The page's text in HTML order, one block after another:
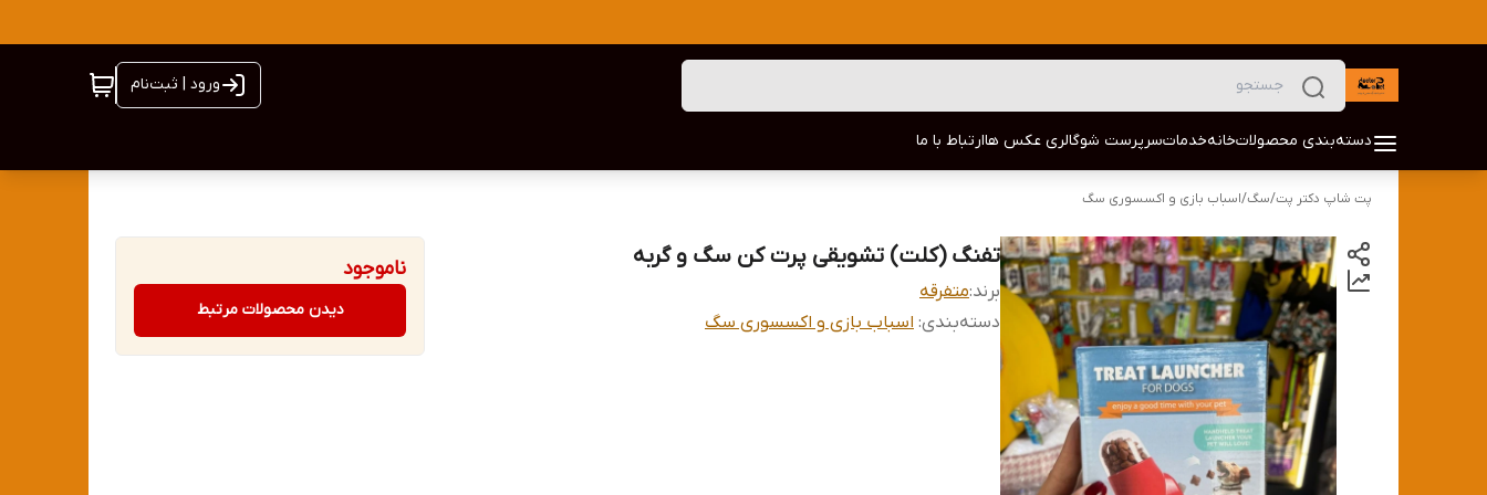
ورود | ثبت‌نام
دسته‌بندی محصولاتخانهخدماتسرپرست شوگالری عکس هاارتباط با ما
پت شاپ دکتر پت/سگ/اسباب بازی و اکسسوری سگ
تفنگ (کلت) تشویقی پرت کن سگ و گربه
برند:متفرقه
دسته‌بندی: اسباب بازی و اکسسوری سگ
ناموجود
دیدن محصولات مرتبط